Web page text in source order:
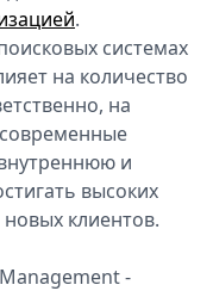
.
системах
на количество
на
и
высоких
клиентов.
-